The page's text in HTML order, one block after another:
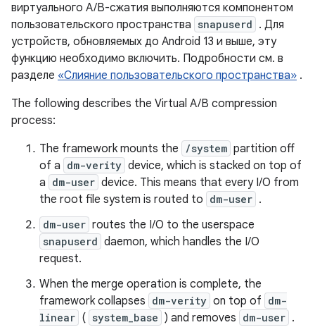
виртуального A/B-сжатия выполняются компонентом
пользовательского пространства snapuserd . Для
устройств, обновляемых до Android 13 и выше, эту
функцию необходимо включить. Подробности см. в
разделе «Слияние пользовательского пространства» .
The following describes the Virtual A/B compression
process:
The framework mounts the
/system partition off
of a dm-verity device, which is stacked on top of
a dm-user device. This means that every I/O from
the root file system is routed to dm-user .
dm-user routes the I/O to the userspace
snapuserd daemon, which handles the I/O
request.
When the merge operation is complete, the
framework collapses dm-verity on top of dm-
linear ( system_base ) and removes dm-user .